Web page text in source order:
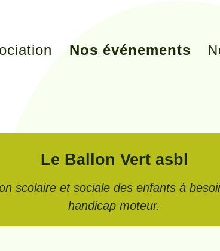
Nos événements
Le Ballon Vert asbl
scolaire et sociale des enfants à
handicap moteur.